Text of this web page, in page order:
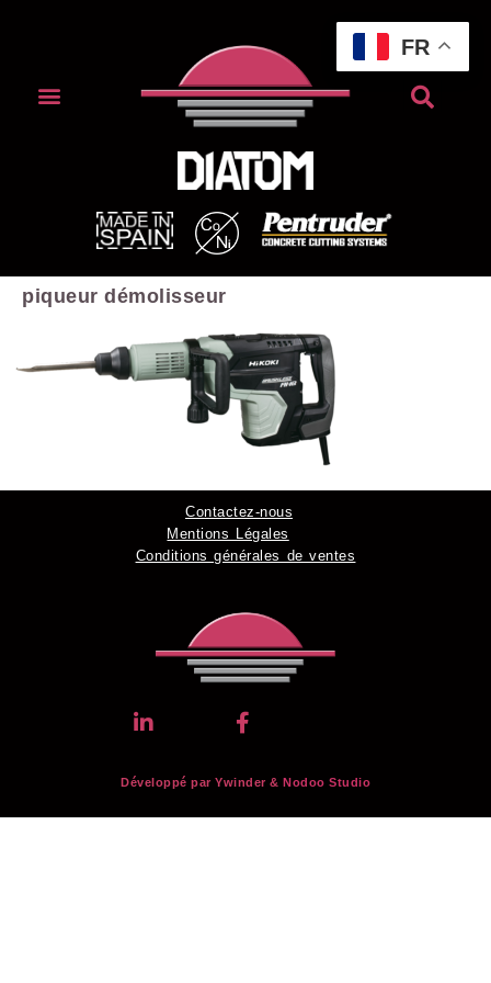
piqueur démolisseur
Contactez-nous
Mentions Légales
Conditions générales de ventes
Développé par Ywinder & Nodoo Studio
FR